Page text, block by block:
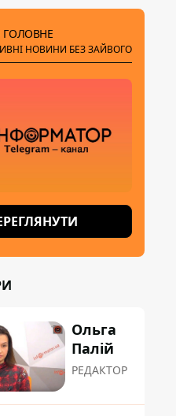
НОВИНИ БЕЗ ЗАЙВОГО
Ольга
Палій
РЕДАКТОР